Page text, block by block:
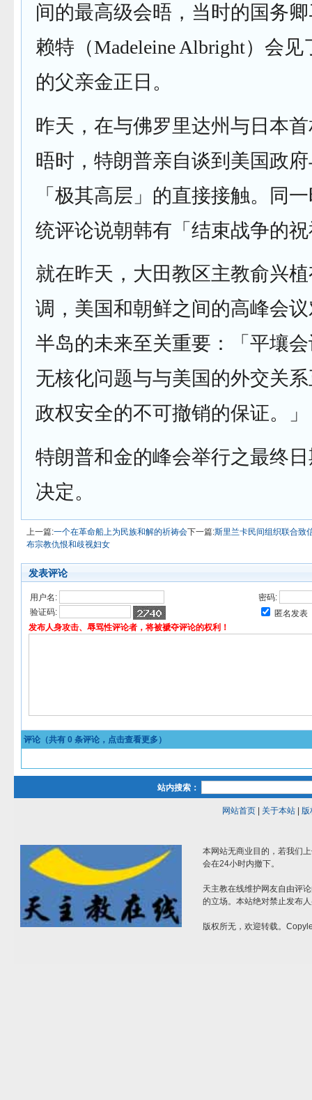
间的最高级会晤，当时的国务
赖特（Madeleine Albright）会
的父亲金正日。
昨天，在与佛罗里达州与日本
晤时，特朗普亲自谈到美国政
「极其高层」的直接接触。同
统评论说朝韩有「结束战争的
就在昨天，大田教区主教俞兴
调，美国和朝鲜之间的高峰会
半岛的未来至关重要：「平壤
无核化问题与与美国的外交关
政权安全的不可撤销的保证。」
特朗普和金的峰会举行之最终
决定。
上一篇:一个在革命船上为民族和解的祈祷会下一篇:斯里兰卡民间组织联合致
布宗教仇恨和歧视妇女
发表评论
用户名:
密码:
验证码:
匿名发表
发布人身攻击、辱骂性评论者，将被褫夺评论的权利！
评论（共有 0 条评论，点击查看更多）
站内搜索：
网站首页| 关于本站| 版
本网站无商业目的，若我们
会在24小时内撤下。
天主教在线维护网友自由评
的立场。本站绝对禁止发布
版权所无，欢迎转载。